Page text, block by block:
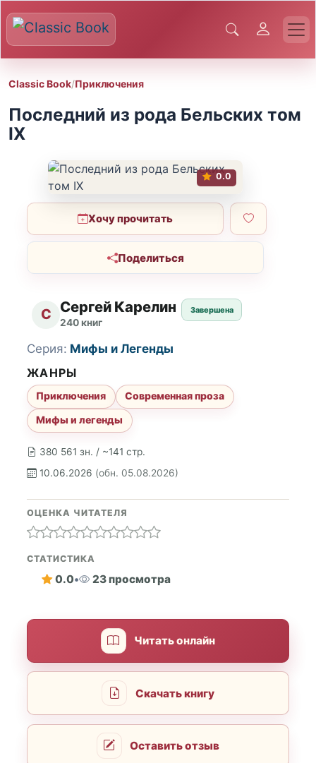
Classic Book/Приключения
Последний из рода Бельских том
IX
0.0
Хочу прочитать
Поделиться
С Сергей Карелин
240 книг
Завершена
380 561 зн. / ~141 стр.
10.06.2026 (обн. 05.08.2026)
Серия: Мифы и Легенды
ЖАНРЫ
Приключения
Современная проза
Мифы и легенды
ОЦЕНКА ЧИТАТЕЛЯ
СТАТИСТИКА
0.0• 23 просмотра
Читать онлайн
Скачать книгу
Оставить отзыв